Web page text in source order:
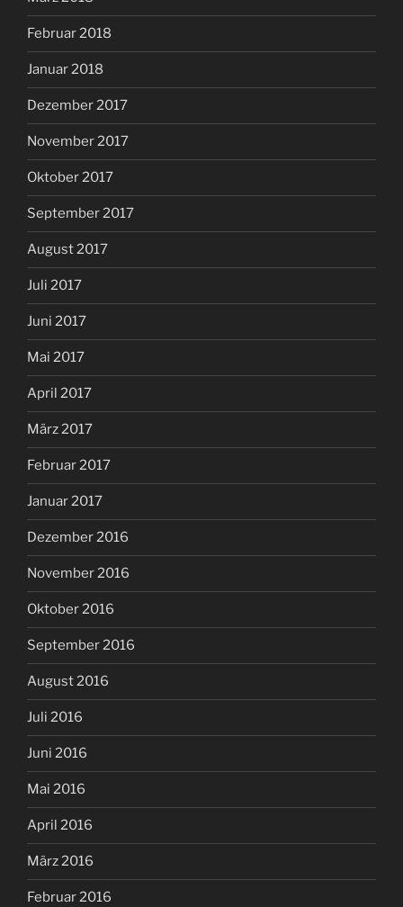
Februar 2018
Januar 2018
Dezember 2017
November 2017
Oktober 2017
September 2017
August 2017
Juli 2017
Juni 2017
Mai 2017
April 2017
März 2017
Februar 2017
Januar 2017
Dezember 2016
November 2016
Oktober 2016
September 2016
August 2016
Juli 2016
Juni 2016
Mai 2016
April 2016
März 2016
Februar 2016